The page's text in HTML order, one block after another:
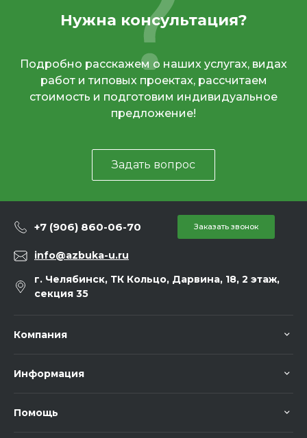
Нужна консультация?
Подробно расскажем о наших услугах, видах
работ и типовых проектах, рассчитаем
стоимость и подготовим индивидуальное
предложение!
Задать вопрос
+7 (906) 860-06-70 Заказать звонок
info@azbuka-u.ru
г. Челябинск, ТК Кольцо, Дарвина, 18, 2 этаж,
секция 35
Компания
Информация
Помощь